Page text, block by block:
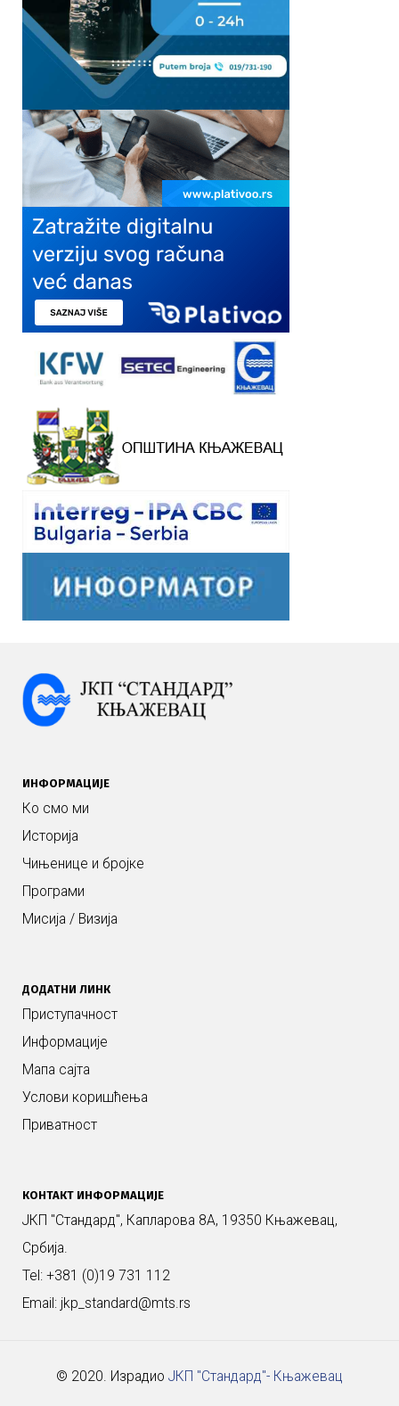
ИНФОРМАЦИЈЕ
Ко смо ми
Историја
Чињенице и бројке
Програми
Мисија / Визија
ДОДАТНИ ЛИНК
Приступачност
Информације
Мапа сајта
Услови коришћења
Приватност
КОНТАКТ ИНФОРМАЦИЈЕ
ЈКП "Стандард", Капларова 8А, 19350 Књажевац,
Србија.
Tel: +381 (0)19 731 112
Email: jkp_standard@mts.rs
© 2020. Израдио ЈКП "Стандард"- Књажевац